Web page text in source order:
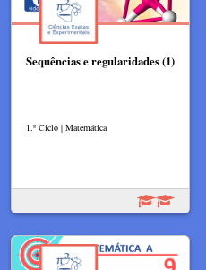
Sequências e regularidades (1)
1.º Ciclo | Matemática